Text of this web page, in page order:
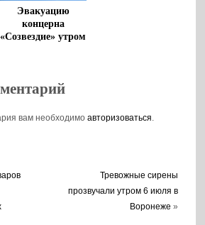
Эвакуацию
концерна
«Созвездие» утром
вам необходимоавторизоваться.
Тревожные сирены
прозвучали утром 6 июля в
Воронеже »